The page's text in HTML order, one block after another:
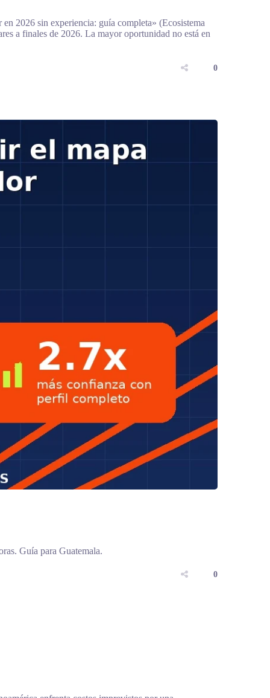
2026 sin experiencia: guía completa» (Ecosistema
a finales de 2026. La mayor oportunidad no está en
0
Guía para Guatemala.
0